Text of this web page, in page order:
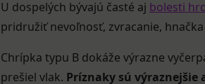
U dospelých bývajú časté aj bolesti
pridružiť nevoľnosť, zvracanie,
Chrípka typu B dokáže výrazne
prešiel vlak. Príznaky sú